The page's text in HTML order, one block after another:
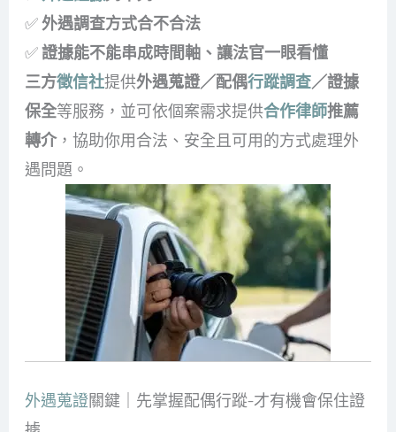
✅外遇調查方式合不合法
✅證據能不能串成時間軸、讓法官一眼看懂
三方徵信社提供外遇蒐證／配偶行蹤調查／證據
保全等服務，並可依個案需求提供合作律師推薦
轉介，協助你用合法、安全且可用的方式處理外
遇問題。
外遇蒐證關鍵｜先掌握配偶行蹤-才有機會保住證